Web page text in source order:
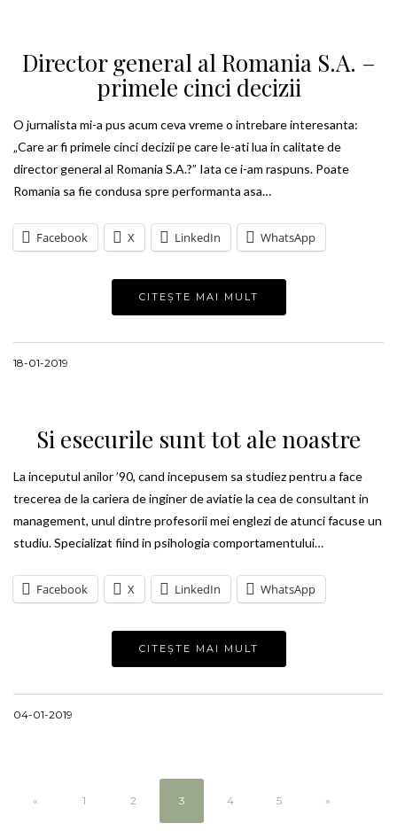
Director general al Romania S.A. –
primele cinci decizii
O jurnalista mi-a pus acum ceva vreme o intrebare interesanta:
„Care ar fi primele cinci decizii pe care le-ati lua in calitate de
director general al Romania S.A.?” Iata ce i-am raspuns. Poate
Romania sa fie condusa spre performanta asa…
Facebook X LinkedIn WhatsApp
CITEȘTE MAI MULT
18-01-2019
Si esecurile sunt tot ale noastre
La inceputul anilor ’90, cand incepusem sa studiez pentru a face
trecerea de la cariera de inginer de aviatie la cea de consultant in
management, unul dintre profesorii mei englezi de atunci facuse un
studiu. Specializat fiind in psihologia comportamentului…
Facebook X LinkedIn WhatsApp
CITEȘTE MAI MULT
04-01-2019
« 1 2 3 4 5 »